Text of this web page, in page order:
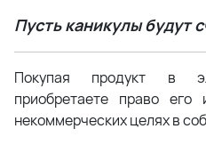
Пусть каникулы будут
Покупая продукт в
приобретаете право его
некоммерческих целях в